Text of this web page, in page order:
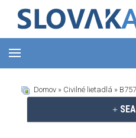
Domov » Civilné lietadlá »